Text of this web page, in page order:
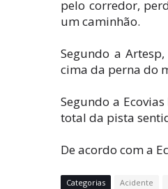
pelo corredor,
um caminhão.
Segundo a
cima da perna do
Segundo a
total da pista
De acordo com a
Categorias Acidente